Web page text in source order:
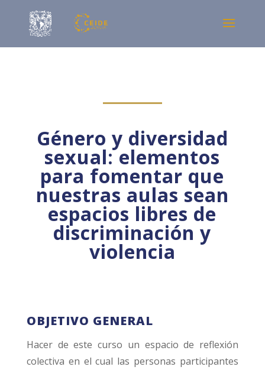
Género y diversidad
sexual: elementos
para fomentar que
nuestras aulas sean
espacios libres de
discriminación y
violencia
OBJETIVO GENERAL
Hacer de este curso un espacio de reflexión
colectiva en el cual las personas participantes